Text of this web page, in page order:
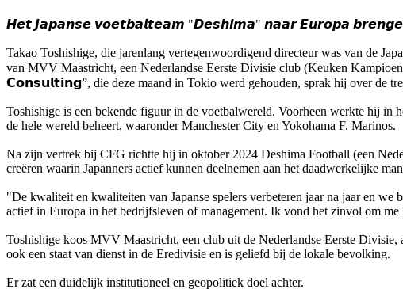
𝙃𝙚𝙩 𝙅𝙖𝙥𝙖𝙣𝙨𝙚 𝙫𝙤𝙚𝙩𝙗𝙖𝙡𝙩𝙚𝙖𝙢 "𝘿𝙚𝙨𝙝𝙞𝙢𝙖" 𝙣𝙖𝙖𝙧 𝙀𝙪𝙧𝙤𝙥𝙖
Takao Toshishige, die jarenlang vertegenwoordigend directeur was van de
van MVV Maastricht, een Nederlandse Eerste Divisie club (Keuken
𝗖𝗼𝗻𝘀𝘂𝗹𝘁𝗶𝗻𝗴”, die deze maand in Tokio werd gehouden, sprak hij over de
Toshishige is een bekende figuur in de voetbalwereld. Voorheen werkte hij
de hele wereld beheert, waaronder Manchester City en Yokohama F. Marinos.
Na zijn vertrek bij CFG richtte hij in oktober 2024 Deshima Football (een
creëren waarin Japanners actief kunnen deelnemen aan het daadwerkelijke
"De kwaliteit en kwaliteiten van Japanse spelers verbeteren jaar na jaar en
actief in Europa in het bedrijfsleven of management. Ik vond het zinvol om
Toshishige koos MVV Maastricht, een club uit de Nederlandse Eerste
ook een staat van dienst in de Eredivisie en is geliefd bij de lokale bevolking.
Er zat een duidelijk institutioneel en geopolitiek doel achter.